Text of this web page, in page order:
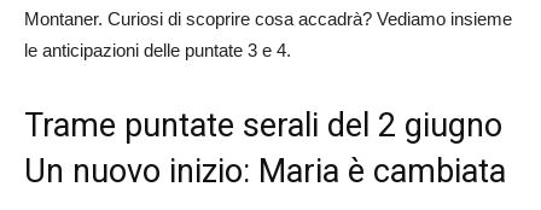
Montaner. Curiosi di scoprire cosa accadrà? Vediamo insieme
le anticipazioni delle puntate 3 e 4.
Trame puntate serali del 2 giugno
Un nuovo inizio: Maria è cambiata